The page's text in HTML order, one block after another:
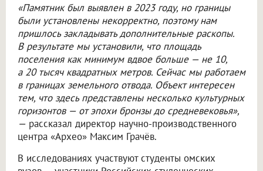
«Памятник был выявлен в 2023 году, но границы
были установлены некорректно, поэтому нам
пришлось закладывать дополнительные раскопы.
В результате мы установили, что площадь
поселения как минимум вдвое больше — не 10,
а 20 тысяч квадратных метров. Сейчас мы работаем
в границах земельного отвода. Объект интересен
тем, что здесь представлены несколько культурных
горизонтов — от эпохи бронзы до средневековья»,
— рассказал директор научно-производственного
центра «Архео» Максим Грачёв.
В исследованиях участвуют студенты омских